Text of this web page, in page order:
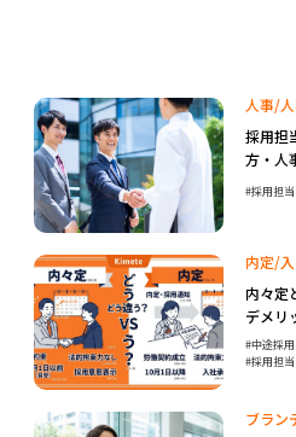
人事/
採用担
方・人
採用担当
内定/
内々定
デメリ
中途採用
採用担当
ブラン